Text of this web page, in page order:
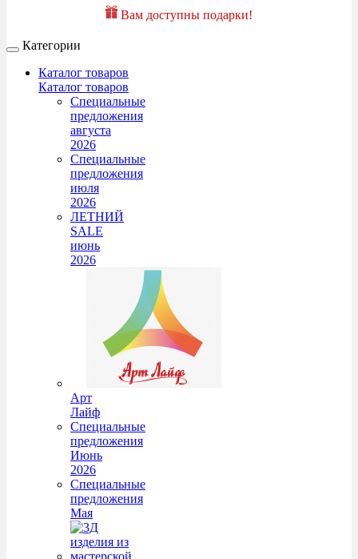
Вам доступны подарки!
Категории
Каталог товаров
Каталог товаров
Специальные
предложения
августа
2026
Специальные
предложения
июля
2026
ЛЕТНИЙ
SALE
июнь
2026
Арт
Лайф
Специальные
предложения
Июнь
2026
Специальные
предложения
Мая